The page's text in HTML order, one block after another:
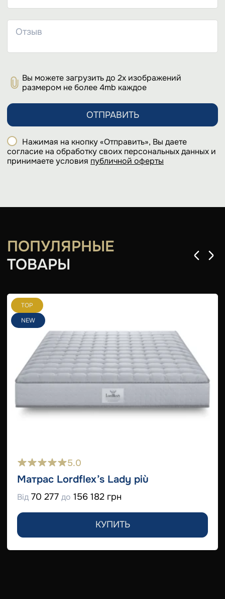
Вы можете загрузить до 2х изображений
размером не более 4mb каждое
ОТПРАВИТЬ
Нажимая на кнопку «Отправить», Вы даете
согласие на обработку своих персональных данных и
принимаете условия публичной оферты
ПОПУЛЯРНЫЕ
ТОВАРЫ
TOP
NEW
5.0
Матрас Lordflex’s Lady più
Від 70 277 до 156 182 грн
КУПИТЬ